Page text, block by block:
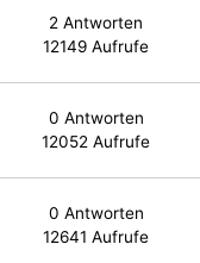
2 Antworten
12149 Aufrufe
0 Antworten
12052 Aufrufe
0 Antworten
12641 Aufrufe